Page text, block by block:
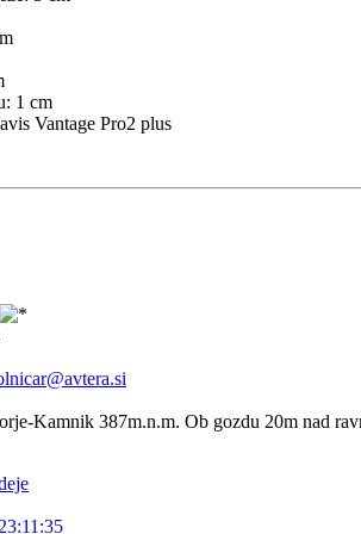
1 cm
Vantage Pro2 plus
Kamnik 387m.n.m. Ob gozdu 20m nad